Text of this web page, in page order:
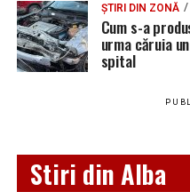
YouTube Instagram
Jaf de peste
păgubită susține că
ȘTIRI DIN ZONĂ
Cum s-a
urma căruia
spital
Stiri din Alba